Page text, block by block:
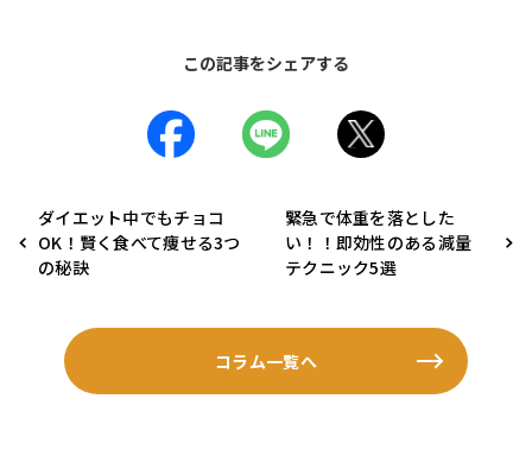
この記事をシェアする
ダイエット中でもチョコ
OK！賢く食べて痩せる3つ
の秘訣
緊急で体重を落とした
い！！即効性のある減量
テクニック5選
コラム一覧へ